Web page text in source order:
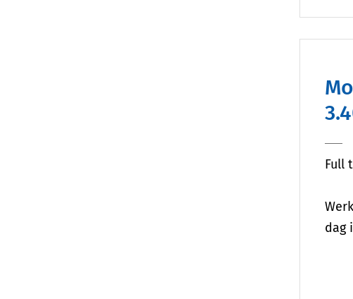
Monteur laagspanning I Energietechniek I Regio Ede I salaris €
Full
dag